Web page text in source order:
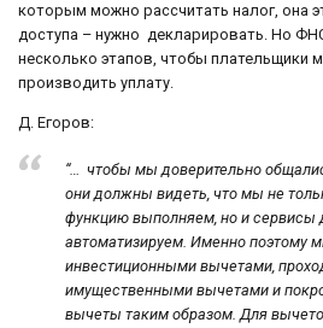
которым можно рассчитать налог, она
доступа – нужно декларировать. Но
несколько этапов, чтобы плательщики
производить уплату.
Д. Егоров:
“… чтобы мы доверительно
они должны видеть, что мы не
функцию выполняем, но и сервисы
автоматизируем. Именно поэтому
инвестиционными вычетами,
имущественными вычетами и
вычеты таким образом. Для